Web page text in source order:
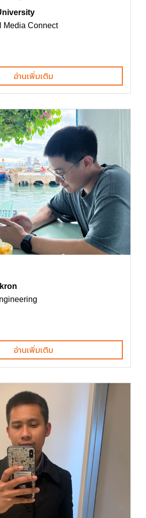
Media Connect
อ่านเพิ่มเติม
อ่านเพิ่มเติม